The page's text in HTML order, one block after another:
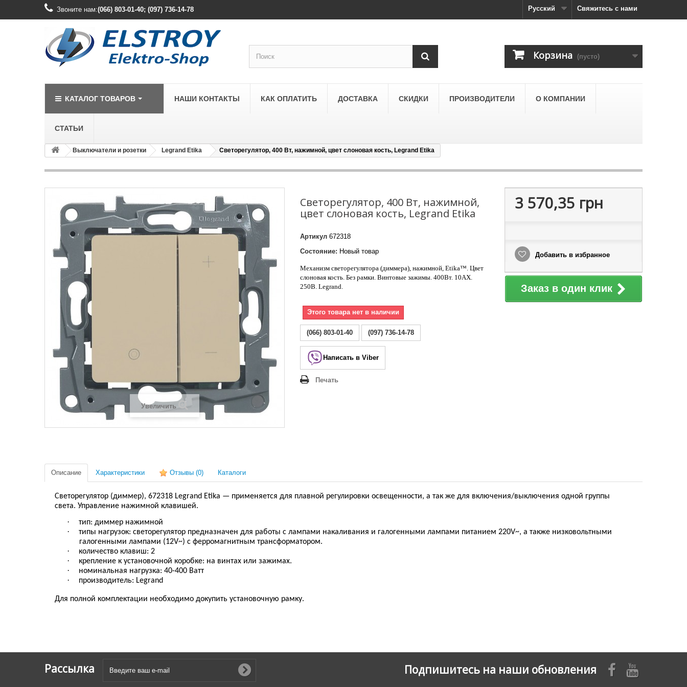
Свяжитесь с нами
Звоните нам:(066) 803-01-40; (097) 736-14-78 Русский
Корзина (пусто)
КАТАЛОГ ТОВАРОВ
LEGRAND
Legrand Etika
Legrand Forix
Legrand Valena Allure
Legrand Valena Classic
SCHNEIDER ELECTRIC
LEZARD
Lezard Deriy
НАШИ КОНТАКТЫ КАК ОПЛАТИТЬ ДОСТАВКА СКИДКИ ПРОИЗВОДИТЕЛИ О КОМПАНИИ
СТАТЬИ
Выключатели и розетки Legrand Etika Светорегулятор, 400 Вт, нажимной, цвет слоновая кость, Legrand Etika
Увеличить
Светорегулятор, 400 Вт, нажимной,
цвет слоновая кость, Legrand Etika
Артикул 672318
Состояние: Новый товар
Механизм светорегулятора (диммера), нажимной, Etika™. Цвет
слоновая кость. Без рамки. Винтовые зажимы. 400Вт. 10АХ.
250В. Legrand.
Этого товара нет в наличии
(066) 803-01-40 (097) 736-14-78
Написать в Viber
Печать
3 570,35 грн
Добавить в избранное
Заказ в один клик
Описание Характеристики Отзывы (0) Каталоги
Светорегулятор (диммер), 672318 Legrand Etika — применяется для плавной регулировки освещенности, а так же для включения/выключения одной группы
света. Управление нажимной клавишей.
· тип: диммер нажимной
·
типы нагрузок: светорегулятор предназначен для работы с лампами накаливания и галогенными лампами питанием 220V~, а также низковольтными
галогенными лампами (12V~) с ферромагнитным трансформатором.
· количество клавиш: 2
· крепление к установочной коробке: на винтах или зажимах.
· номинальная нагрузка: 40-400 Ватт
· производитель: Legrand
Для полной комплектации необходимо докупить установочную рамку.
Рассылка Подпишитесь на наши обновления